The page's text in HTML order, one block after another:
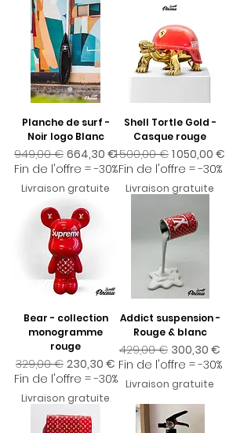
Planche de surf -
Noir logo Blanc
Prix original
949,00 € Prix promotionnel
664,30 €
Fin de l'offre = -30%
Livraison gratuite
Shell Tortle Gold -
Casque rouge
Prix original
1 500,00 € Prix
1 050,00 €
Fin de l'offre = -30%
Livraison gratuite
Bear - collection
monogramme
rouge
Prix original
329,00 € Prix promotionnel
230,30 €
Fin de l'offre = -30%
Livraison gratuite
Addict suspension -
Rouge & blanc
Prix original
429,00 € Prix
300,30 €
Fin de l'offre = -30%
Livraison gratuite